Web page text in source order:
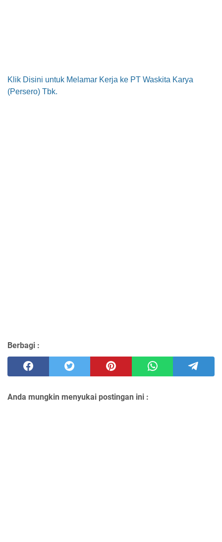
Klik Disini untuk Melamar Kerja ke PT Waskita Karya
(Persero) Tbk.
Berbagi :
Anda mungkin menyukai postingan ini :